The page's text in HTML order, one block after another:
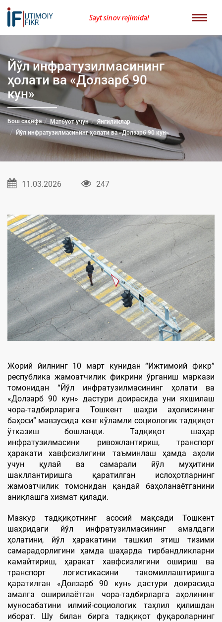
Sayt sinov rejimida!
Йўл инфратузилмасининг
ҳолати ва «Долзарб 90
кун»
Бош саҳифа Матбуот учун
Янгиликлар
Йўл инфратузилмасининг ҳолати ва «Долзарб 90 кун»
11.03.2026 247
Жорий йилнинг 10 март кунидан “Ижтимоий фикр”
республика жамоатчилик фикрини ўрганиш маркази
томонидан “Йўл инфратузилмасининг ҳолати ва
«Долзарб 90 кун» дастури доирасида уни яхшилаш
чора-тадбирларига Тошкент шаҳри аҳолисининг
баҳоси” мавзусида кенг кўламли социологик тадқиқот
ўтказиш бошланди. Тадқиқот шаҳар
инфратузилмасини ривожлантириш, транспорт
ҳаракати хавфсизлигини таъминлаш ҳамда аҳоли
учун қулай ва самарали йўл муҳитини
шакллантиришга қаратилган ислоҳотларнинг
жамоатчилик томонидан қандай баҳоланаётганини
аниқлашга хизмат қилади.
Мазкур тадқиқотнинг асосий мақсади Тошкент
шаҳридаги йўл инфратузилмасининг амалдаги
ҳолатини, йўл ҳаракатини ташкил этиш тизими
самарадорлигини ҳамда шаҳарда тирбандликларни
камайтириш, ҳаракат хавфсизлигини ошириш ва
транспорт логистикасини такомиллаштиришга
қаратилган «Долзарб 90 кун» дастури доирасида
амалга оширилаётган чора-тадбирларга аҳолининг
муносабатини илмий-социологик таҳлил қилишдан
иборат. Шу билан бирга тадқиқот фуқароларнинг